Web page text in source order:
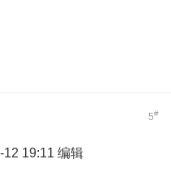
5#
12 19:11 编辑